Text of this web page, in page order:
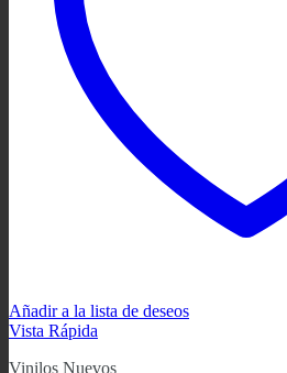
Añadir a la lista de deseos
Vista Rápida
Vinilos Nuevos